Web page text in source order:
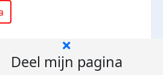
Deel mijn pagina